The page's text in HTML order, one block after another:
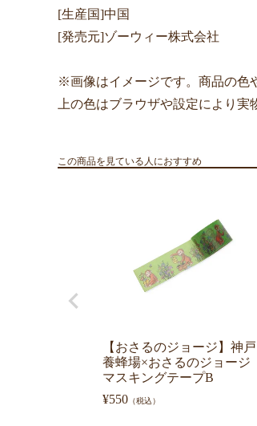
[生産国]中国
[発売元]ゾーウィー株式会社
※画像はイメージです。商品の色
上の色はブラウザや設定により実
この商品を見ている人におすすめ
【おさるのジョージ】神戸
養蜂場×おさるのジョージ
マスキングテープB
¥550 （税込）